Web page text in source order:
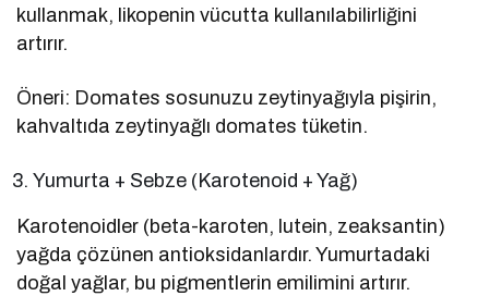
kullanmak, likopenin vücutta kullanılabilirliğini
artırır.
Öneri: Domates sosunuzu zeytinyağıyla pişirin,
kahvaltıda zeytinyağlı domates tüketin.
Yumurta + Sebze (Karotenoid + Yağ)
Karotenoidler (beta-karoten, lutein, zeaksantin)
yağda çözünen antioksidanlardır. Yumurtadaki
doğal yağlar, bu pigmentlerin emilimini artırır.